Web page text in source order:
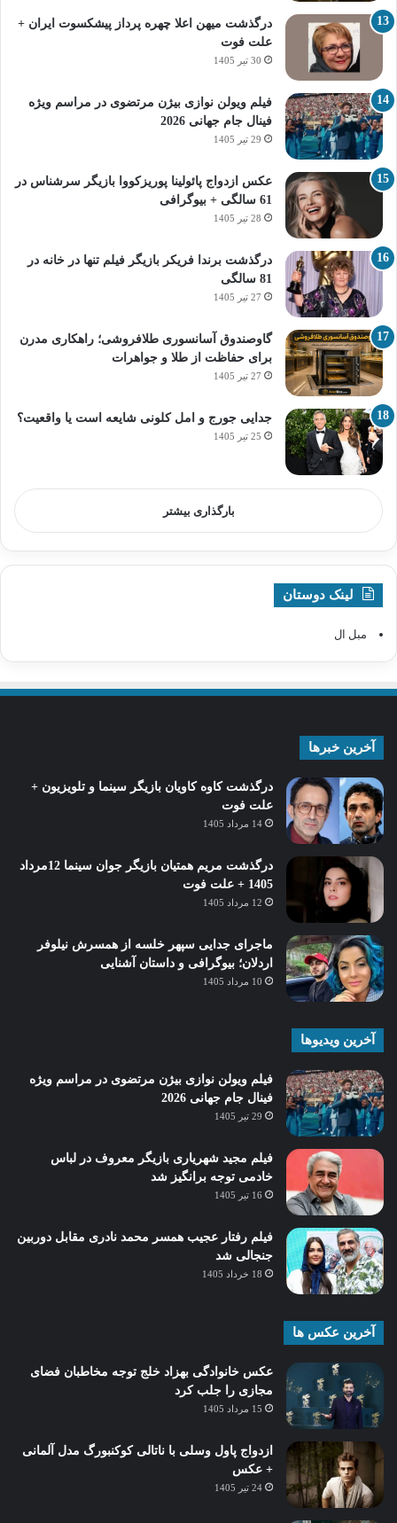
درگذشت میهن اعلا چهره پرداز پیشکسوت ایران +
علت فوت
30 تیر 1405
فیلم ویولن نوازی بیژن مرتضوی در مراسم ویژه
فینال جام جهانی 2026
29 تیر 1405
عکس ازدواج پائولینا پوریزکووا بازیگر سرشناس در
61 سالگی + بیوگرافی
28 تیر 1405
درگذشت برندا فریکر بازیگر فیلم تنها در خانه در
81 سالگی
27 تیر 1405
گاوصندوق آسانسوری طلافروشی؛ راهکاری مدرن
برای حفاظت از طلا و جواهرات
27 تیر 1405
جدایی جورج و امل کلونی شایعه است یا واقعیت؟
25 تیر 1405
بارگذاری بیشتر
لینک دوستان
مبل ال
آخرین خبرها
درگذشت کاوه کاویان بازیگر سینما و تلویزیون +
علت فوت
14 مرداد 1405
درگذشت مریم همتیان بازیگر جوان سینما 12مرداد
1405 + علت فوت
12 مرداد 1405
ماجرای جدایی سپهر خلسه از همسرش نیلوفر
اردلان؛ بیوگرافی و داستان آشنایی
10 مرداد 1405
آخرین ویدیوها
فیلم ویولن نوازی بیژن مرتضوی در مراسم ویژه
فینال جام جهانی 2026
29 تیر 1405
فیلم مجید شهریاری بازیگر معروف در لباس
خادمی توجه برانگیز شد
16 تیر 1405
فیلم رفتار عجیب همسر محمد نادری مقابل دوربین
جنجالی شد
18 خرداد 1405
آخرین عکس ها
عکس خانوادگی بهزاد خلج توجه مخاطبان فضای
مجازی را جلب کرد
15 مرداد 1405
ازدواج پاول وسلی با ناتالی کوکنبورگ مدل آلمانی
+ عکس
24 تیر 1405